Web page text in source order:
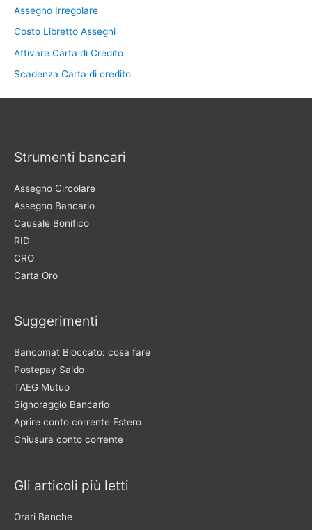
Assegno Irregolare
Costo Libretto Assegni
Attivare Carta di Credito
Scadenza Carta di credito
Strumenti bancari
Assegno Circolare
Assegno Bancario
Causale Bonifico
RID
CRO
Carta Oro
Suggerimenti
Bancomat Bloccato: cosa fare
Postepay Saldo
TAEG Mutuo
Signoraggio Bancario
Aprire conto corrente Estero
Chiusura conto corrente
Gli articoli più letti
Orari Banche